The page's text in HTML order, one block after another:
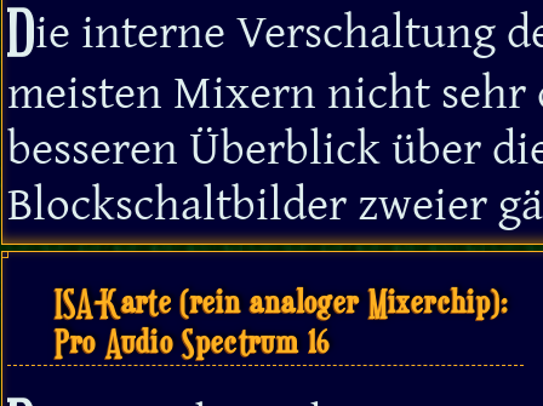
Die interne Verschaltung
meisten Mixern nicht
besseren Überblick über
Blockschaltbilder zweier
ISA-Karte (rein analoger Mixerchip):
Pro Audio Spectrum 16